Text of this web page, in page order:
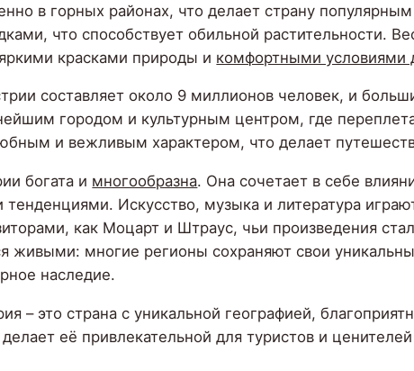
в горных районах, что делает страну
что способствует обильной растительности.
красками природы и комфортными условиями
составляет около 9 миллионов человек, и
городом и культурным центром, где
и вежливым характером, что делает
богата и многообразна. Она сочетает в себе
Искусство, музыка и литература
как Моцарт и Штраус, чьи произведения
живыми: многие регионы сохраняют свои
наследие.
– это страна с уникальной географией,
делает её привлекательной для туристов и